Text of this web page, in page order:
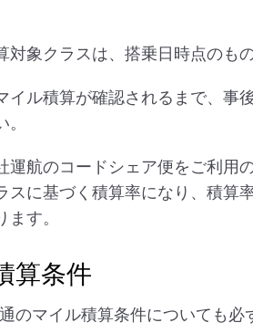
対象クラスは、搭乗日時点のも
イル積算が確認されるまで、事
運航のコードシェア便をご利用
スに基づく積算率になり、積算
ます。
算条件
のマイル積算条件についても必